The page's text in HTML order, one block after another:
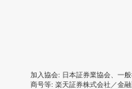
加入協会 日本証券業協会 一
商号等 楽天証券株式会社／金